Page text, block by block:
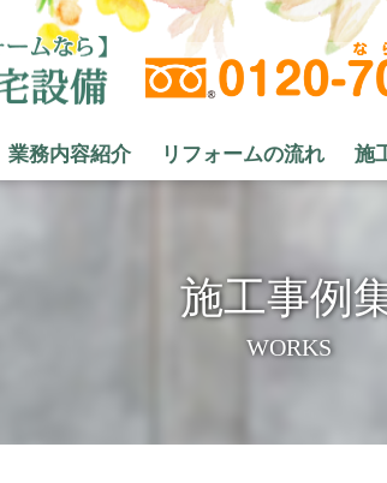
業務内容紹介 リフォームの流れ 施
施工事例
WORKS